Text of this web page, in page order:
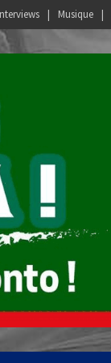
Musique